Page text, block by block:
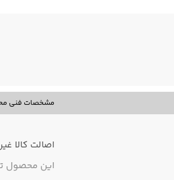
مشخصات فنی
اصالت کالا
این محصول